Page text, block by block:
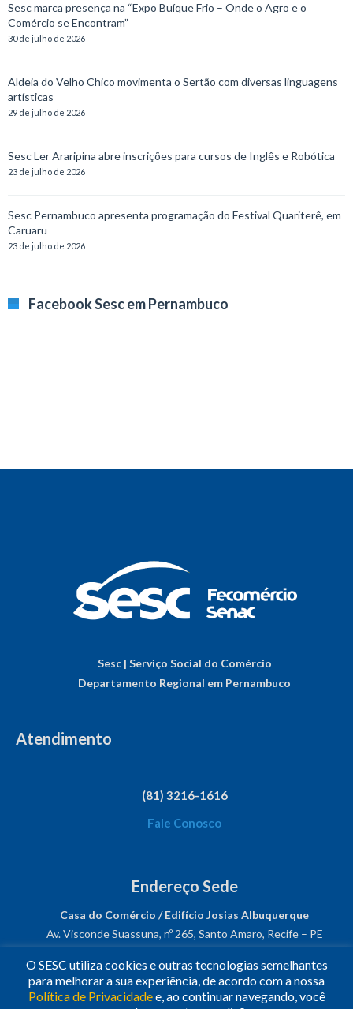
Sesc marca presença na “Expo Buíque Frio – Onde o Agro e o
Comércio se Encontram”
30 de julho de 2026
Aldeia do Velho Chico movimenta o Sertão com diversas linguagens
artísticas
29 de julho de 2026
Sesc Ler Araripina abre inscrições para cursos de Inglês e Robótica
23 de julho de 2026
Sesc Pernambuco apresenta programação do Festival Quariterê, em
Caruaru
23 de julho de 2026
Facebook Sesc em Pernambuco
Sesc | Serviço Social do Comércio
Departamento Regional em Pernambuco
Atendimento
(81) 3216-1616
Fale Conosco
Endereço Sede
Casa do Comércio / Edifício Josias Albuquerque
Av. Visconde Suassuna, nº 265, Santo Amaro, Recife – PE
CNPJ: 03.482.931/0001-61
Siga-nos!
O SESC utiliza cookies e outras tecnologias semelhantes
para melhorar a sua experiência, de acordo com a nossa
Política de Privacidadee, ao continuar navegando, você